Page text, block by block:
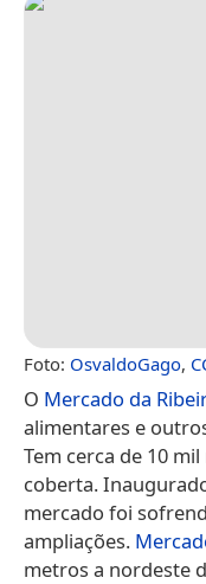
Foto: OsvaldoGago,
O Mercado da
alimentares e
Tem cerca de 10
coberta.
mercado foi
ampliações.
metros a nordeste